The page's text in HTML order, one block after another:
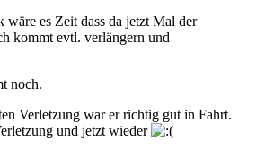
wäre es Zeit dass da jetzt Mal der
kommt evtl. verlängern und
noch.
Verletzung war er richtig gut in Fahrt.
und jetzt wieder